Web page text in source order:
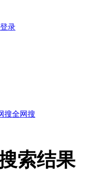
录
全网搜
索结果